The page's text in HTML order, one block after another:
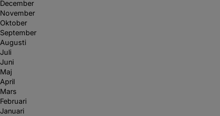
December
November
Oktober
September
Augusti
Juli
Juni
Maj
April
Mars
Februari
Januari